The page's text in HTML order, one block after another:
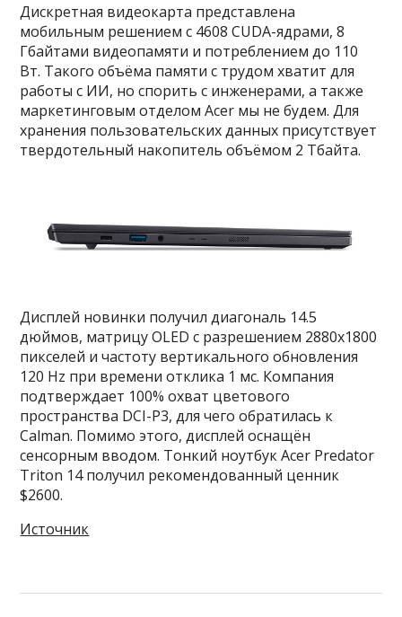
Дискретная видеокарта представлена
мобильным решением с 4608 CUDA-ядрами, 8
Гбайтами видеопамяти и потреблением до 110
Вт. Такого объёма памяти с трудом хватит для
работы с ИИ, но спорить с инженерами, а также
маркетинговым отделом Acer мы не будем. Для
хранения пользовательских данных присутствует
твердотельный накопитель объёмом 2 Тбайта.
Дисплей новинки получил диагональ 14.5
дюймов, матрицу OLED с разрешением 2880х1800
пикселей и частоту вертикального обновления
120 Hz при времени отклика 1 мс. Компания
подтверждает 100% охват цветового
пространства DCI-P3, для чего обратилась к
Calman. Помимо этого, дисплей оснащён
сенсорным вводом. Тонкий ноутбук Acer Predator
Triton 14 получил рекомендованный ценник
$2600.
Источник